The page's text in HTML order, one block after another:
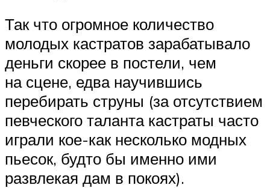
Так что огромное количество
молодых кастратов зарабатывало
деньги скорее в постели, чем
на сцене, едва научившись
перебирать струны (за отсутствием
певческого таланта кастраты часто
играли кое-как несколько модных
пьесок, будто бы именно ими
развлекая дам в покоях).